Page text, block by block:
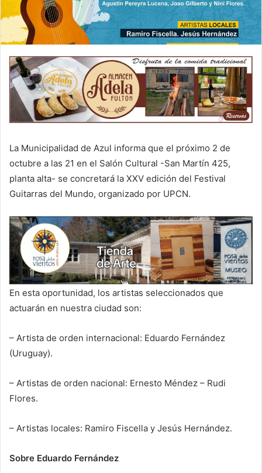
La Municipalidad de Azul informa que el próximo 2 de
octubre a las 21 en el Salón Cultural -San Martín 425,
planta alta- se concretará la XXV edición del Festival
Guitarras del Mundo, organizado por UPCN.
En esta oportunidad, los artistas seleccionados que
actuarán en nuestra ciudad son:
– Artista de orden internacional: Eduardo Fernández
(Uruguay).
– Artistas de orden nacional: Ernesto Méndez – Rudi
Flores.
– Artistas locales: Ramiro Fiscella y Jesús Hernández.
Sobre Eduardo Fernández